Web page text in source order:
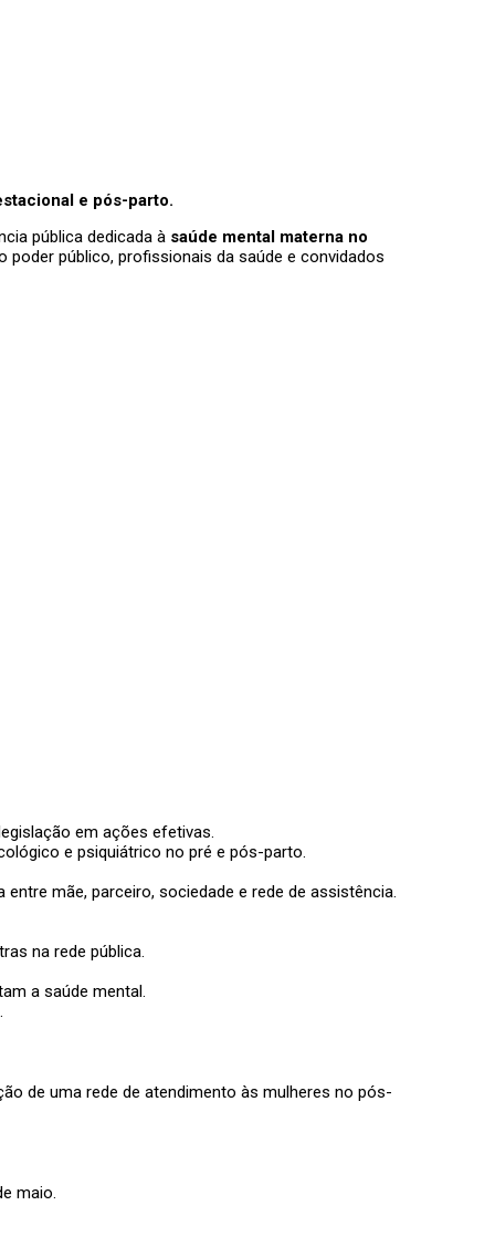
e pós-parto.
pública dedicada à saúde mental materna no
poder público, profissionais da saúde e convidados
em ações efetivas.
e psiquiátrico no pré e pós-parto.
mãe, parceiro, sociedade e rede de assistência.
na rede pública.
a saúde mental.
de uma rede de atendimento às mulheres no pós-
maio.